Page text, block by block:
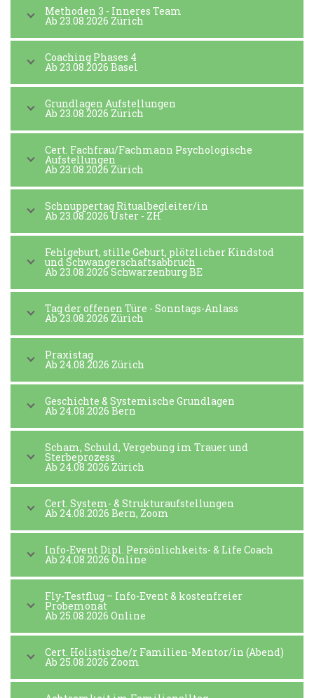
Methoden 3 - Inneres Team
Ab 23.08.2026 Zürich
Coaching Phases 4
Ab 23.08.2026 Basel
Grundlagen Aufstellungen
Ab 23.08.2026 Zürich
Cert. Fachfrau/Fachmann Psychologische
Aufstellungen
Ab 23.08.2026 Zürich
Schnuppertag Ritualbegleiter/in
Ab 23.08.2026 Uster - ZH
Fehlgeburt, stille Geburt, plötzlicher Kindstod
und Schwangerschaftsabbruch
Ab 23.08.2026 Schwarzenburg BE
Tag der offenen Türe - Sonntags-Anlass
Ab 23.08.2026 Zürich
Praxistag
Ab 24.08.2026 Zürich
Geschichte & Systemische Grundlagen
Ab 24.08.2026 Bern
Scham, Schuld, Vergebung im Trauer und
Sterbeprozess
Ab 24.08.2026 Zürich
Cert. System- & Strukturaufstellungen
Ab 24.08.2026 Bern, Zoom
Info-Event Dipl. Persönlichkeits- & Life Coach
Ab 24.08.2026 Online
Fly-Testflug – Info-Event & kostenfreier
Probemonat
Ab 25.08.2026 Online
Cert. Holistische/r Familien-Mentor/in (Abend)
Ab 25.08.2026 Zoom